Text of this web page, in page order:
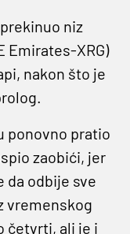
niz
Emirates-XRG)
nakon što je
ponovno pratio
zaobići, jer
da odbije sve
vremenskog
četvrti, ali je i